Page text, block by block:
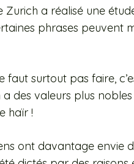
a réalisé une
phrases peuvent
faut surtout pas faire,
des valeurs plus
haïr !
ont davantage envie